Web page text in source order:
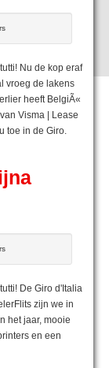
Nu de kop eraf
vroeg de lakens
heeft BelgiÃ«
Visma | Lease
toe in de Giro.
De Giro d'Italia
zijn we in
het jaar, mooie
en een